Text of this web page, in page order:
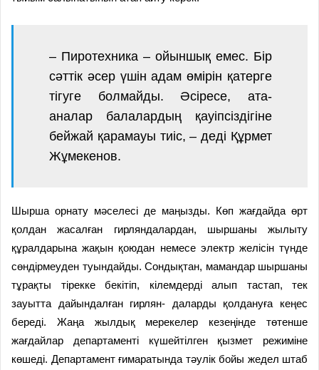
– Пиротехника – ойыншық емес. Бір
сәттік әсер үшін адам өмірін қатерге
тігуге болмайды. Әсіресе, ата-
аналар балалардың қауіпсіздігіне
бейжай қарамауы тиіс, – деді Құрмет
Жұмекенов.
Шырша орнату мәселесі де маңызды. Көп жағдайда өрт
қолдан жасалған гирляндалардан, шыршаны жылыту
құралдарына жақын қоюдан немесе электр желісін түнде
сөндірмеуден туындайды. Сондықтан, мамандар шыршаны
тұрақты тірекке бекітіп, кілемдерді алып тастап, тек
зауытта дайындалған гирлян- даларды қолдануға кеңес
береді. Жаңа жылдық мерекелер кезеңінде төтенше
жағдайлар департаменті күшейтілген қызмет режиміне
көшеді. Департамент ғимаратында тәулік бойы жедел штаб